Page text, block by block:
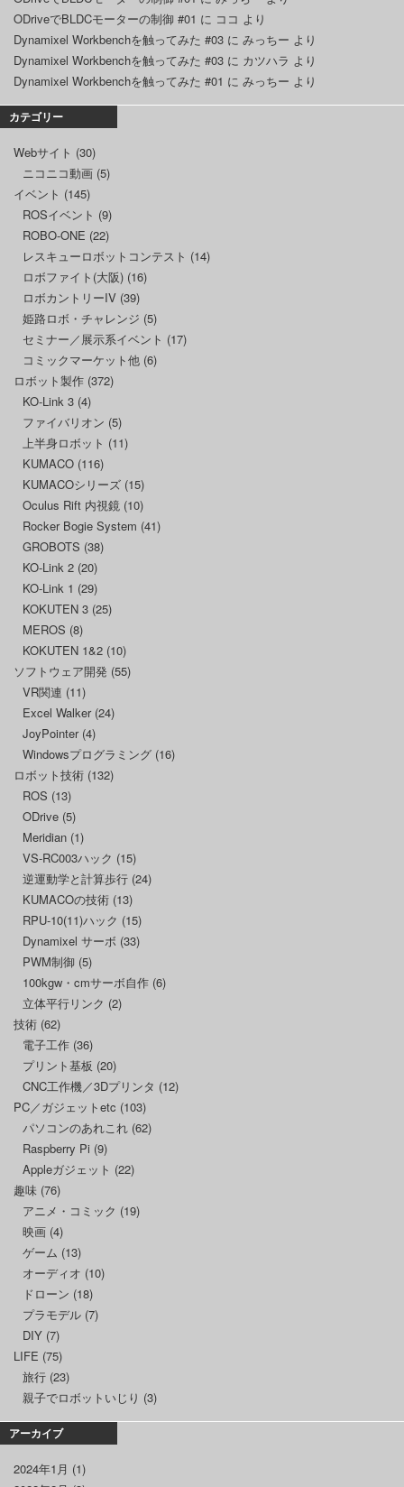
ODriveでBLDCモーターの制御 #01 に ココ より
Dynamixel Workbenchを触ってみた #03 に みっちー より
Dynamixel Workbenchを触ってみた #03 に カツハラ より
Dynamixel Workbenchを触ってみた #01 に みっちー より
カテゴリー
Webサイト (30)
ニコニコ動画 (5)
イベント (145)
ROSイベント (9)
ROBO-ONE (22)
レスキューロボットコンテスト (14)
ロボファイト(大阪) (16)
ロボカントリーIV (39)
姫路ロボ・チャレンジ (5)
セミナー／展示系イベント (17)
コミックマーケット他 (6)
ロボット製作 (372)
KO-Link 3 (4)
ファイバリオン (5)
上半身ロボット (11)
KUMACO (116)
KUMACOシリーズ (15)
Oculus Rift 内視鏡 (10)
Rocker Bogie System (41)
GROBOTS (38)
KO-Link 2 (20)
KO-Link 1 (29)
KOKUTEN 3 (25)
MEROS (8)
KOKUTEN 1&2 (10)
ソフトウェア開発 (55)
VR関連 (11)
Excel Walker(24)
JoyPointer(4)
Windowsプログラミング (16)
ロボット技術 (132)
ROS (13)
ODrive (5)
Meridian (1)
VS-RC003ハック (15)
逆運動学と計算歩行 (24)
KUMACOの技術 (13)
RPU-10(11)ハック (15)
Dynamixel サーボ (33)
PWM制御 (5)
100kgw・cmサーボ自作 (6)
立体平行リンク (2)
技術 (62)
電子工作 (36)
プリント基板 (20)
CNC工作機／3Dプリンタ (12)
PC／ガジェットetc (103)
パソコンのあれこれ (62)
Raspberry Pi (9)
Appleガジェット (22)
趣味 (76)
アニメ・コミック (19)
映画 (4)
ゲーム (13)
オーディオ (10)
ドローン (18)
プラモデル (7)
DIY (7)
LIFE (75)
旅行 (23)
親子でロボットいじり (3)
アーカイブ
2024年1月 (1)